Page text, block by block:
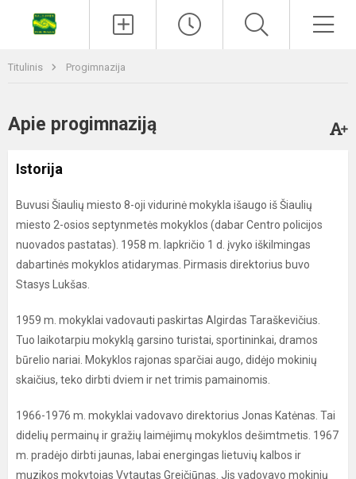
Titulinis Progimnazija
Apie progimnaziją
Istorija
Buvusi Šiaulių miesto 8-oji vidurinė mokykla išaugo iš Šiaulių
miesto 2-osios septynmetės mokyklos (dabar Centro policijos
nuovados pastatas). 1958 m. lapkričio 1 d. įvyko iškilmingas
dabartinės mokyklos atidarymas. Pirmasis direktorius buvo
Stasys Lukšas.
1959 m. mokyklai vadovauti paskirtas Algirdas Taraškevičius.
Tuo laikotarpiu mokyklą garsino turistai, sportininkai, dramos
būrelio nariai. Mokyklos rajonas sparčiai augo, didėjo mokinių
skaičius, teko dirbti dviem ir net trimis pamainomis.
1966-1976 m. mokyklai vadovavo direktorius Jonas Katėnas. Tai
didelių permainų ir gražių laimėjimų mokyklos dešimtmetis. 1967
m. pradėjo dirbti jaunas, labai energingas lietuvių kalbos ir
muzikos mokytojas Vytautas Greičiūnas. Jis vadovavo mokinių